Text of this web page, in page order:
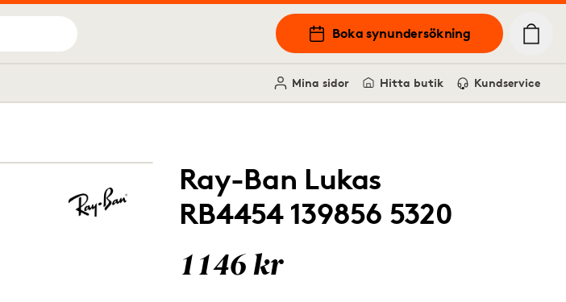
Boka synundersökning
Mina sidor Hitta butik Kundservice
Ray-Ban Lukas
RB4454 139856 5320
1146 kr